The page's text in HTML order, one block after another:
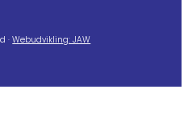
·Webudvikling: JAW